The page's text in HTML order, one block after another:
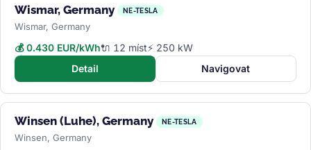
Wismar, Germany NE-TESLA
Wismar, Germany
💰 0.430 EUR/kWh🔌 12 míst⚡ 250 kW
Detail
Navigovat
Winsen (Luhe), Germany NE-TESLA
Winsen, Germany